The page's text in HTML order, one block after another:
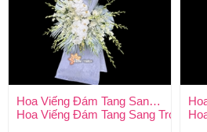
Hoa Viếng Đám Tang Sang Trọng
Hoa Viếng Đám Tang Sang Trọng –